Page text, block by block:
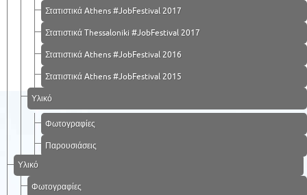
Στατιστικά Athens #JobFestival 2017
Στατιστικά Thessaloniki #JobFestival 2017
Στατιστικά Athens #JobFestival 2016
Στατιστικά Athens #JobFestival 2015
Υλικό
Φωτογραφίες
Παρουσιάσεις
Υλικό
Φωτογραφίες